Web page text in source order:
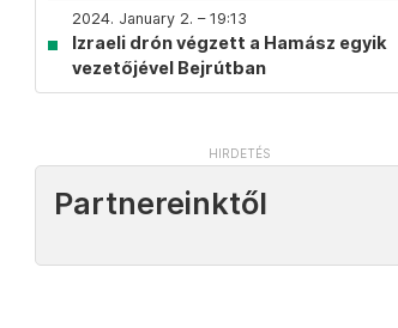
2024. January 2. – 19:13
Izraeli drón végzett a Hamász egyik
vezetőjével Bejrútban
Partnereinktől